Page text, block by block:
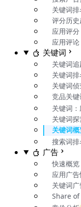
关键词
评分历
应用评分
应用评论
关键词
关键词
关键词排
关键词侦
竞品关
关键词
关键词
关键词
搜索词
广告
快速概览
应用广
关键词
Share of